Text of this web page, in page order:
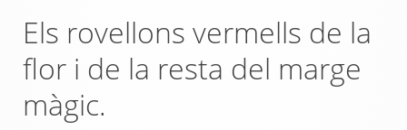
Els rovellons vermells de la
flor i de la resta del marge
màgic.